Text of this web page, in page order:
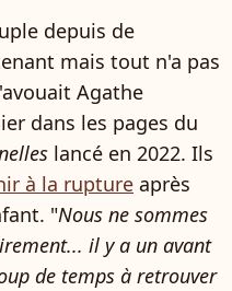
depuis de
mais tout n'a pas
Agathe
dans les pages du
lancé en 2022. Ils
à la rupture après
"Nous ne sommes
il y a un avant
de temps à retrouver